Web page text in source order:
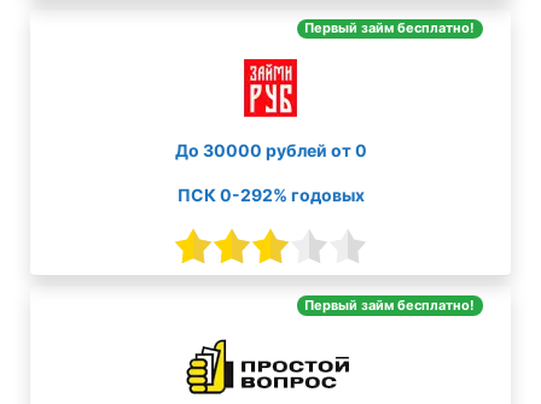
Первый займ бесплатно!
До 30000 рублей от 0
ПСК 0-292% годовых
Первый займ бесплатно!